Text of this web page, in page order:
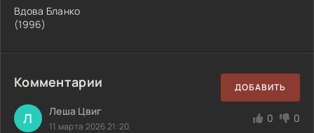
Вдова Бланко
(1996)
Комментарии ДОБАВИТЬ
Л Леша Цвиг
11 марта 2026 21:20
0 0